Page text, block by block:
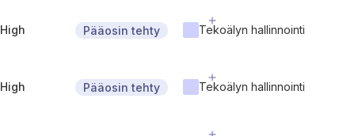
High Pääosin tehty Tekoälyn hallinnointi
High Pääosin tehty Tekoälyn hallinnointi